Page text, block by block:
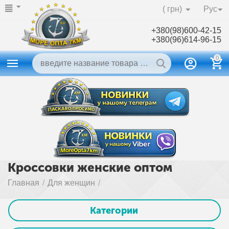
Рус
( грн)
+380(98)600-42-15
+380(96)614-96-15
0
Кроссовки женские оптом
Главная / Для женщин /
Категории